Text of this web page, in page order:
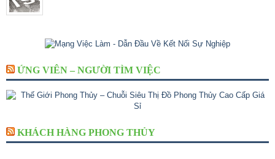
ỨNG VIÊN – NGƯỜI TÌM VIỆC
KHÁCH HÀNG PHONG THỦY